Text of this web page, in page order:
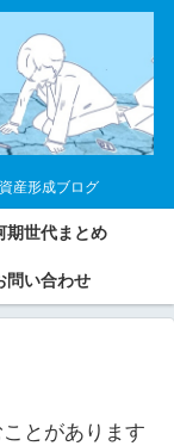
産形成ブログ
期世代まとめ
問い合わせ
とがあります